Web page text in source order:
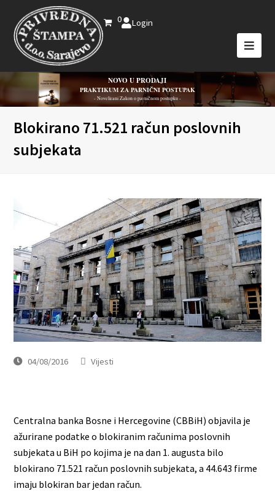
0 Login
NOVO U PRODAJI
PRAKTIKUM ZA PARNIČNI POSTUPAK
- Novelirani Zakon o parničnom postupku -
Blokirano 71.521 račun poslovnih
subjekata
04/08/2016 Vijesti
Centralna banka Bosne i Hercegovine (CBBiH) objavila je
ažurirane podatke o blokiranim računima poslovnih
subjekata u BiH po kojima je na dan 1. augusta bilo
blokirano 71.521 račun poslovnih subjekata, a 44.643 firme
imaju blokiran bar jedan račun.